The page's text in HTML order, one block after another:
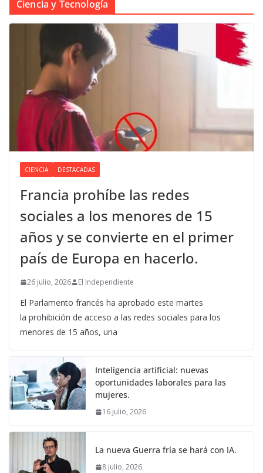
Ciencia y Tecnología
CIENCIA DESTACADAS
Francia prohíbe las redes
sociales a los menores de 15
años y se convierte en el primer
país de Europa en hacerlo.
26 julio, 2026 El Independiente
El Parlamento francés ha aprobado este martes
la prohibición de acceso a las redes sociales para los
menores de 15 años, una
Inteligencia artificial: nuevas
oportunidades laborales para las
mujeres.
16 julio, 2026
La nueva Guerra fría se hará con IA.
8 julio, 2026